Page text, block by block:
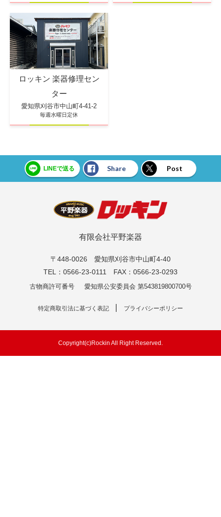
ロッキン 楽器修理セン
ター
愛知県刈谷市中山町4-41-2
毎週水曜日定休
LINEで送る Share Post
有限会社平野楽器
〒448-0026 愛知県刈谷市中山町4-40
TEL：0566-23-0111 FAX：0566-23-0293
古物商許可番号 愛知県公安委員会 第543819800700号
特定商取引法に基づく表記 プライバシーポリシー
Copyright(c)Rockin All Right Reserved.